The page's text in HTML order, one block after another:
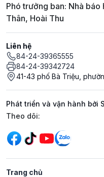
Phó trưởng ban: Nhà báo
Thân, Hoài Thu
Liên hệ
84-24-39365555
84-24-39342724
41-43 phố Bà Triệu,
Phát triển và vận hành bởi
Mạng xã hội
Theo dõi:
Trang chủ